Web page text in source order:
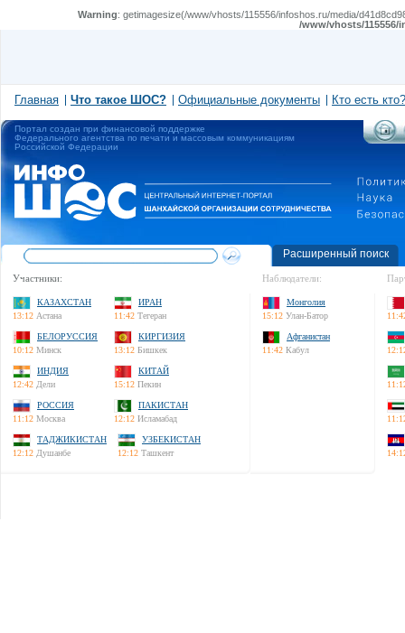
Warning: getimagesize(/www/vhosts/115556/infoshos.ru/media/
/www/vhosts/
Главная Что такое ШОС? Официальные документы Кто есть кто?
Портал создан при финансовой поддержке
Федерального агентства по печати и массовым коммуникациям
Российской Федерации
Расширенный поиск
Участники:
КАЗАХСТАН
13:12 Астана
ИРАН
11:42 Тегеран
БЕЛОРУССИЯ
10:12 Минск
КИРГИЗИЯ
13:12 Бишкек
ИНДИЯ
12:42 Дели
КИТАЙ
15:12 Пекин
РОССИЯ
11:12 Москва
ПАКИСТАН
12:12 Исламабад
ТАДЖИКИСТАН
12:12 Душанбе
УЗБЕКИСТАН
12:12 Ташкент
Наблюдатели:
Монголия
15:12 Улан-Батор
Афганистан
11:42 Кабул